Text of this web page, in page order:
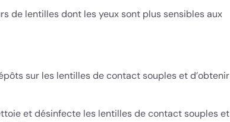
de lentilles dont les yeux sont plus sensibles aux
sur les lentilles de contact souples et d’obtenir
et désinfecte les lentilles de contact souples et